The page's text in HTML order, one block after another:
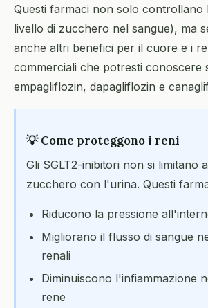
Questi farmaci non solo controllano
livello di zucchero nel sangue), ma
anche altri benefici per il cuore e i
commerciali che potresti conoscere
empagliflozin, dapagliflozin e
💡 Come proteggono i reni
Gli SGLT2-inibitori non si limitano
zucchero con l'urina. Questi
Riducono la pressione
Migliorano il flusso di sangue
renali
Diminuiscono l'infiammazione
rene